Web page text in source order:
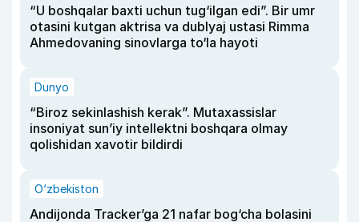
“U boshqalar baxti uchun tug‘ilgan edi”. Bir umr
otasini kutgan aktrisa va dublyaj ustasi Rimma
Ahmedovaning sinovlarga to‘la hayoti
Dunyo
“Biroz sekinlashish kerak”. Mutaxassislar
insoniyat sun’iy intellektni boshqara olmay
qolishidan xavotir bildirdi
O‘zbekiston
Andijonda Tracker’ga 21 nafar bog‘cha bolasini